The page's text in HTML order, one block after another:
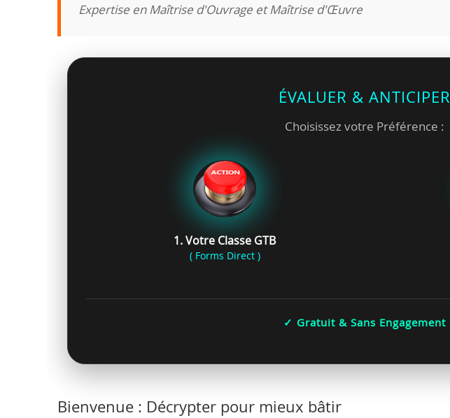
Expertise en Maîtrise d'Ouvrage et Maîtrise d'Œuvre
ÉVALUER & ANTICIPER
Choisissez votre Préférence :
1. Votre Classe GTB
( Forms Direct )
✓ Gratuit & Sans Engagement
Bienvenue : Décrypter pour mieux bâtir